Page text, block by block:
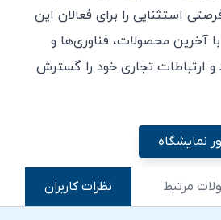
استثنایی را برای فعالان این
آخرین محصولات، فناوری‌ها و
و ارتباطات تجاری خود را گسترش
نمایشگاه
مرتبط نظرات کاربران